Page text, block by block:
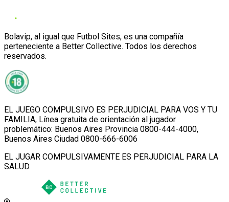
Bolavip, al igual que Futbol Sites, es una compañía
perteneciente a Better Collective. Todos los derechos
reservados.
EL JUEGO COMPULSIVO ES PERJUDICIAL PARA VOS Y TU
FAMILIA, Línea gratuita de orientación al jugador
problemático: Buenos Aires Provincia 0800-444-4000,
Buenos Aires Ciudad 0800-666-6006
EL JUGAR COMPULSIVAMENTE ES PERJUDICIAL PARA LA
SALUD.